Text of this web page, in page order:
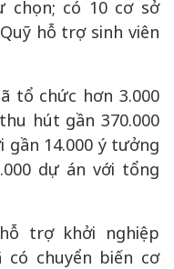
chọn; có 10 cơ sở
hỗ trợ sinh viên
tổ chức hơn 3.000
hút gần 370.000
14.000 ý tưởng
dự án với tổng
trợ khởi nghiệp
chuyển biến cơ